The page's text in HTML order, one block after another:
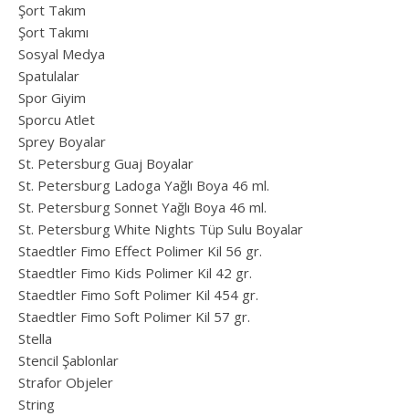
Şort Takım
Şort Takımı
Sosyal Medya
Spatulalar
Spor Giyim
Sporcu Atlet
Sprey Boyalar
St. Petersburg Guaj Boyalar
St. Petersburg Ladoga Yağlı Boya 46 ml.
St. Petersburg Sonnet Yağlı Boya 46 ml.
St. Petersburg White Nights Tüp Sulu Boyalar
Staedtler Fimo Effect Polimer Kil 56 gr.
Staedtler Fimo Kids Polimer Kil 42 gr.
Staedtler Fimo Soft Polimer Kil 454 gr.
Staedtler Fimo Soft Polimer Kil 57 gr.
Stella
Stencil Şablonlar
Strafor Objeler
String